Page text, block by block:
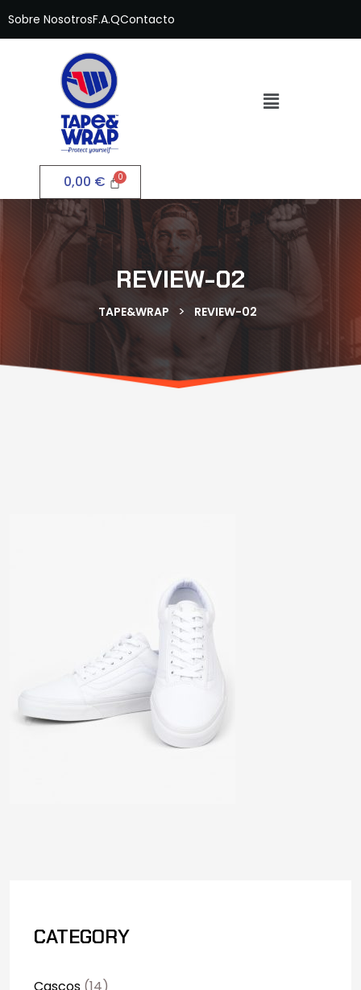
Sobre NosotrosF.A.QContacto
0,00 €
REVIEW-02
TAPE&WRAP > REVIEW-02
CATEGORY